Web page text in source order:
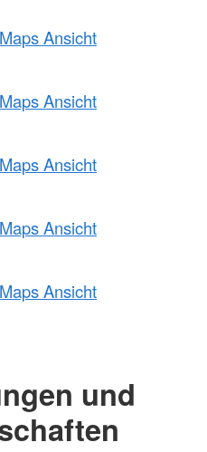
Ansicht
Ansicht
Ansicht
Ansicht
Ansicht
und